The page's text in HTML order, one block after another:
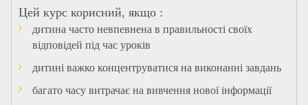
Цей курс корисний, якщо :
дитина часто невпевнена в правильності своїх
відповідей під час уроків
дитині важко концентруватися на виконанні завдань
багато часу витрачає на вивчення нової інформації